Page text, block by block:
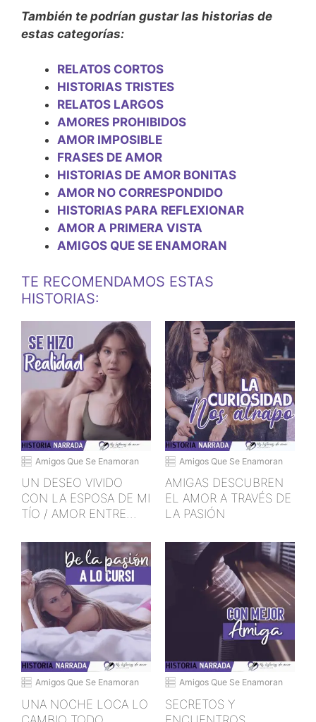
También te podrían gustar las historias de
estas categorías:
RELATOS CORTOS
HISTORIAS TRISTES
RELATOS LARGOS
AMORES PROHIBIDOS
AMOR IMPOSIBLE
FRASES DE AMOR
HISTORIAS DE AMOR BONITAS
AMOR NO CORRESPONDIDO
HISTORIAS PARA REFLEXIONAR
AMOR A PRIMERA VISTA
AMIGOS QUE SE ENAMORAN
TE RECOMENDAMOS ESTAS
HISTORIAS:
Amigos Que Se Enamoran
UN DESEO VIVIDO
CON LA ESPOSA DE MI
TÍO / AMOR ENTRE
Amigos Que Se Enamoran
AMIGAS DESCUBREN
EL AMOR A TRAVÉS DE
LA PASIÓN
Amigos Que Se Enamoran
UNA NOCHE LOCA LO
Amigos Que Se Enamoran
SECRETOS Y